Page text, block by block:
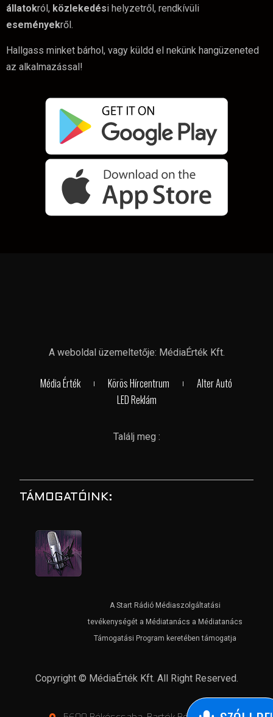
állatokról, közlekedési helyzetről, rendkívüli
eseményekről.
Hallgass minket bárhol, vagy küldd el nekünk hangüzeneted
az alkalmazással!
A weboldal üzemeltetője: MédiaÉrték Kft.
Média Érték Körös Hírcentrum
Alter Autó
LED Reklám
Találj meg :
TÁMOGATÓINK:
A Start Rádió Médiaszolgáltatási
tevékenységét a Médiatanács a Médiatanács
Támogatási Program keretében támogatja
Copyright © MédiaÉrték Kft. All Right Reserved.